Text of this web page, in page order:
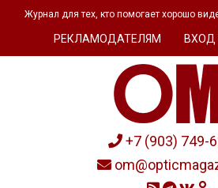
Журнал для тех, кто помогает хорошо
РЕКЛАМОДАТЕЛЯМ ВХОД
+7 (903) 749-